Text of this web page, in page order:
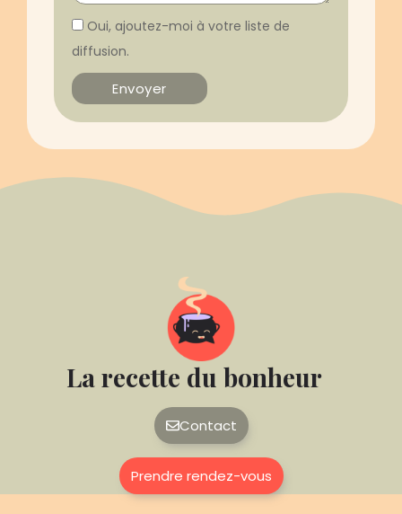
Oui, ajoutez-moi à votre liste de
diffusion.
La recette du bonheur
Contact
Prendre rendez-vous